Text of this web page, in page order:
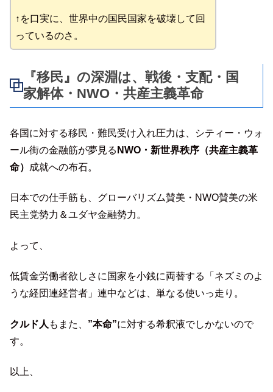
↑を口実に、世界中の国民国家を破壊して回
っているのさ。
『移民』の深淵は、戦後・支配・国
家解体・NWO・共産主義革命
各国に対する移民・難民受け入れ圧力は、シティー・ウォ
ール街の金融筋が夢見る NWO・新世界秩序（共産主義革
命）
成就への布石。
日本での仕手筋も、グローバリズム賛美・NWO賛美の米
民主党勢力＆ユダヤ金融勢力。
よって、
低賃金労働者欲しさに国家を小銭に両替する「ネズミのよ
うな経団連経営者」連中などは、単なる使いっ走り。
クルド人 もまた、 ”本命”に対する希釈液でしかないので
す。
以上、